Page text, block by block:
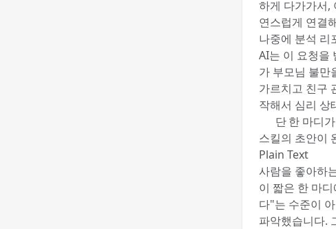
하게 다가가서,
연스럽게 연결
나중에 분석 리
AI는 이 요청을
가 부모님 불만
가르치고 친구
작해서 심리 상
💡 단 한 마디
스킬의 초안이
Plain Text
사람을 좋아하
이 짧은 한 마
다"는 수준이
파악했습니다.